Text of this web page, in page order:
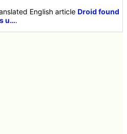
English articleDroid found
u….